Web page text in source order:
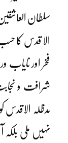
سلطان
الا قدس کا حسب
فخر اور نایاب
شرافت و
مدظلہ الاقدس
نہیں ملی